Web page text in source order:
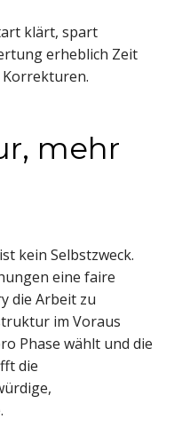
klärt, spart
erheblich Zeit
mehr
kein Selbstzweck.
eine faire
die Arbeit zu
im Voraus
Phase wählt und die
die